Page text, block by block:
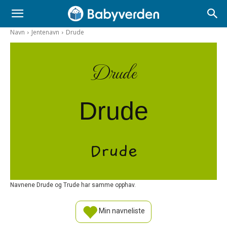
Navn Jentenavn Drude
Drude
Drude
Drude
Navnene Drude og Trude har samme opphav.
Min navneliste